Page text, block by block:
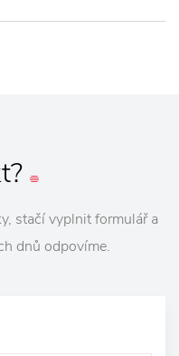
stačí vyplnit formulář a
dnů odpovíme.